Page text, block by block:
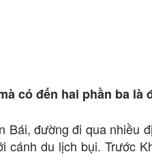
có đến hai phần ba là
Bái, đường đi qua nhiều
cánh du lịch bụi. Trước